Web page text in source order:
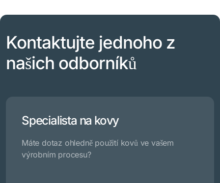
Kontaktujte jednoho z
našich odborníků
Specialista na kovy
Máte dotaz ohledně použití kovů ve vašem
výrobním procesu?